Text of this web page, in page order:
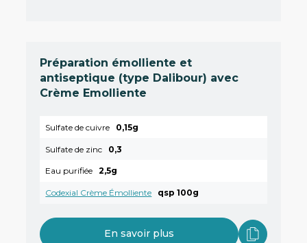
Préparation émolliente et
antiseptique (type Dalibour) avec
Crème Emolliente
Sulfate de cuivre 0,15g
Sulfate de zinc 0,3
Eau purifiée 2,5g
Codexial Crème Émolliente qsp 100g
En savoir plus